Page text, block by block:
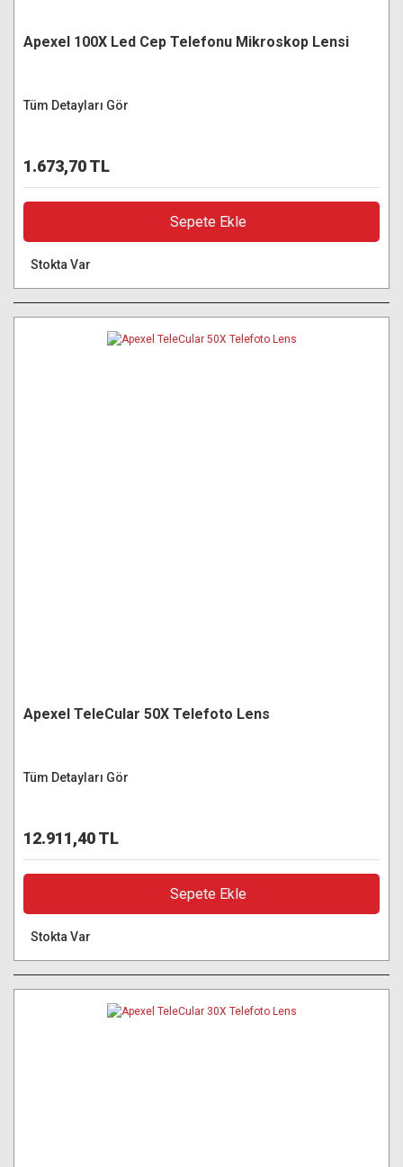
Apexel 100X Led Cep Telefonu Mikroskop Lensi
Tüm Detayları Gör
1.673,70 TL
Sepete Ekle
Stokta Var
Apexel TeleCular 50X Telefoto Lens
Tüm Detayları Gör
12.911,40 TL
Sepete Ekle
Stokta Var